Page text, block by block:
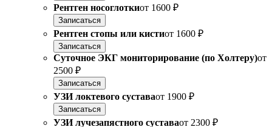
Рентген носоглоткиот 1600 ₽
Записаться
Рентген стопы или кистиот 1600 ₽
Записаться
Суточное ЭКГ мониторирование (по Холтеру)от
2500 ₽
Записаться
УЗИ локтевого суставаот 1900 ₽
Записаться
УЗИ лучезапястного суставаот 2300 ₽